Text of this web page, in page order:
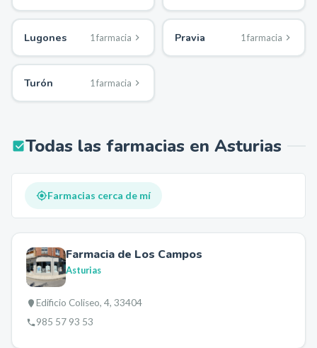
Lugones 1 farmacia Pravia 1 farmacia
Turón 1 farmacia
Todas las farmacias en Asturias
Farmacias cerca de mí
Farmacia de Los Campos
Asturias
Edificio Coliseo, 4, 33404
985 57 93 53